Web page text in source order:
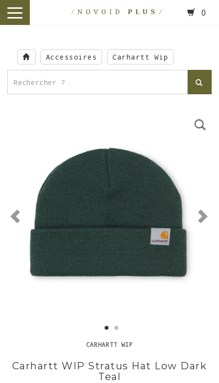
main
content
toggle
0
Accessoires Carhartt Wip
CARHARTT WIP
Carhartt WIP Stratus Hat Low Dark
Teal